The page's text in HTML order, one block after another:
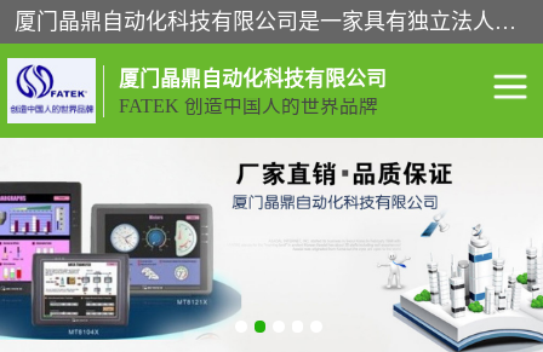
厦门晶鼎自动化科技有限公司是一家具有独立法人资格的高新技术企业；代理销售的产品有台湾威纶触摸屏，魏德米勒全系列，永宏触摸屏,威纶触摸屏,台湾威纶weinview触摸屏,台湾永宏PLC，FATEK,永宏伺服,图儿克总线，施耐德，欧姆龙，西门子，富士变频，K&N蓝系列， BUSSMANN，松下变频器，丹佛斯变频器等。
厦门晶鼎自动化科技有限公司
FATEK 创造中国人的世界品牌
闽台永宏PLC WEINVIEW闽台威纶触摸
正弦变频器正弦伺服 魏德米勒接线端子
ABB电流开关 魏德米勒电源